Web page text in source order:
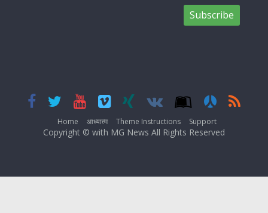
Home आध्यात्म Theme Instructions Support
Copyright © with MG News All Rights Reserved